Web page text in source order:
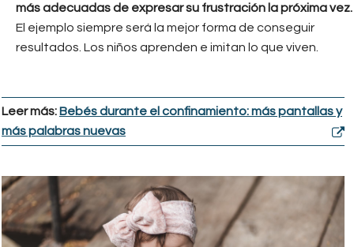
más adecuadas de expresar su frustración la próxima vez.
El ejemplo siempre será la mejor forma de conseguir
resultados. Los niños aprenden e imitan lo que viven.
Leer más:Bebés durante el confinamiento: más pantallas y
más palabras nuevas
cleyder_duque.jpeg